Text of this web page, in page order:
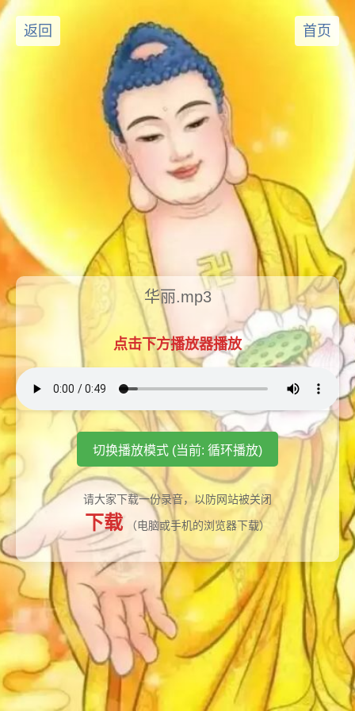
返回 首页
华丽.mp3
点击下方播放器播放
切换播放模式 (当前: 循环播放)
请大家下载一份录音，以防网站被关闭
下载 （电脑或手机的浏览器下载）